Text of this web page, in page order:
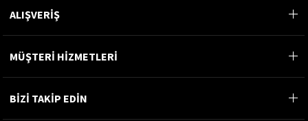
ALIŞVERİŞ
MÜŞTERİ HİZMETLERİ
BİZİ TAKİP EDİN